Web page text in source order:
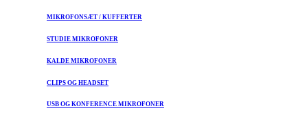
MIKROFONSÆT / KUFFERTER
STUDIE MIKROFONER
KALDE MIKROFONER
CLIPS OG HEADSET
USB OG KONFERENCE MIKROFONER